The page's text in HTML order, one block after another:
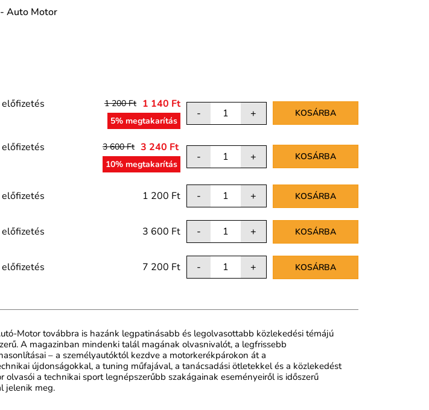
Auto Motor
1 200 Ft 1 140 Ft
5% megtakarítás
- + KOSÁRBA
3 600 Ft 3 240 Ft
10% megtakarítás
- + KOSÁRBA
1 200 Ft - + KOSÁRBA
3 600 Ft - + KOSÁRBA
7 200 Ft - + KOSÁRBA
Motor továbbra is hazánk legpatinásabb és legolvasottabb közlekedési témájú
A magazinban mindenki talál magának olvasnivalót, a legfrissebb
– a személyautóktól kezdve a motorkerékpárokon át a
újdonságokkal, a tuning műfajával, a tanácsadási ötletekkel és a közlekedést
a technikai sport legnépszerűbb szakágainak eseményeiről is időszerű
jelenik meg.